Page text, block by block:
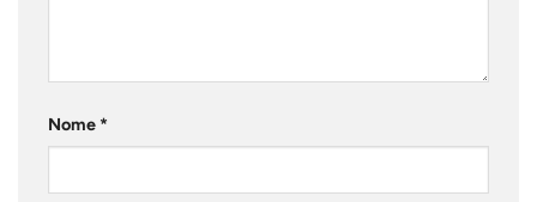
Nome *